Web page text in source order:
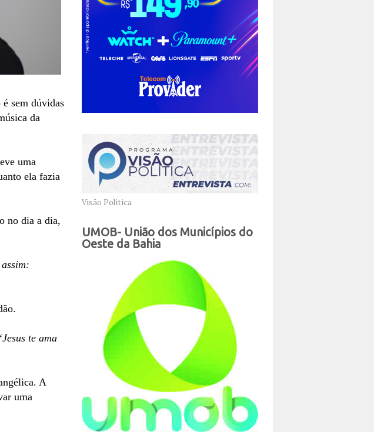
sem dúvidas
da
uma
ela fazia
no dia a dia,
te ama
A
uma
Visão Política
UMOB- União dos Municípios do
Oeste da Bahia